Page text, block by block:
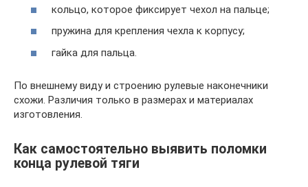
кольцо, которое фиксирует чехол на пальце;
пружина для крепления чехла к корпусу;
гайка для пальца.
По внешнему виду и строению рулевые наконечники
схожи. Различия только в размерах и материалах
изготовления.
Как самостоятельно выявить поломки
конца рулевой тяги